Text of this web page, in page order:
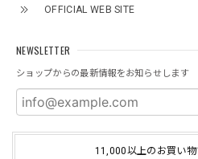
OFFICIAL WEB SITE
NEWSLETTER
ショップからの最新情報をお知らせします
11,000以上のお買い